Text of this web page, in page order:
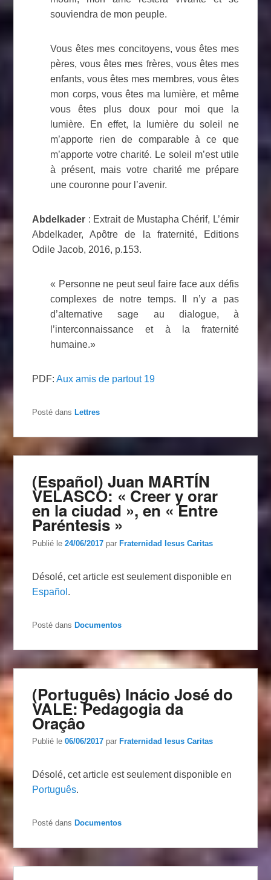
souviendra de mon peuple.
Vous êtes mes concitoyens, vous êtes mes
pères, vous êtes mes frères, vous êtes mes
enfants, vous êtes mes membres, vous êtes
mon corps, vous êtes ma lumière, et même
vous êtes plus doux pour moi que la
lumière. En effet, la lumière du soleil ne
m’apporte rien de comparable à ce que
m’apporte votre charité. Le soleil m’est utile
à présent, mais votre charité me prépare
une couronne pour l’avenir.
Abdelkader : Extrait de Mustapha Chérif, L’émir
Abdelkader, Apôtre de la fraternité, Editions
Odile Jacob, 2016, p.153.
« Personne ne peut seul faire face aux défis
complexes de notre temps. Il n’y a pas
d’alternative sage au dialogue, à
l’interconnaissance et à la fraternité
humaine.»
PDF:Aux amis de partout 19
Posté dans Lettres
(Español) Juan MARTÍN
VELASCO: « Creer y orar
en la ciudad », en « Entre
Paréntesis »
Publié le24/06/2017 parFraternidad Iesus Caritas
Désolé, cet article est seulement disponible en
Español .
Posté dans Documentos
(Português) Inácio José do
VALE: Pedagogia da
Oraçâo
Publié le06/06/2017 par Fraternidad Iesus Caritas
Désolé, cet article est seulement disponible en
Português.
Posté dans Documentos